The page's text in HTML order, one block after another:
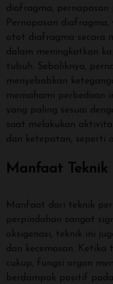
diafragma, pernapasan
Pernapasan
otot diafragma secara
dalam meningkatkan
tubuh. Sebaliknya,
menyebabkan
memahami perbedaan
yang paling sesuai
saat melakukan
dan ketepatan, seperti
Manfaat Teknik
Manfaat dari teknik
perpindahan sangat
oksigenasi, teknik ini
dan kecemasan. Ketika
cukup, fungsi organ
berdampak positif